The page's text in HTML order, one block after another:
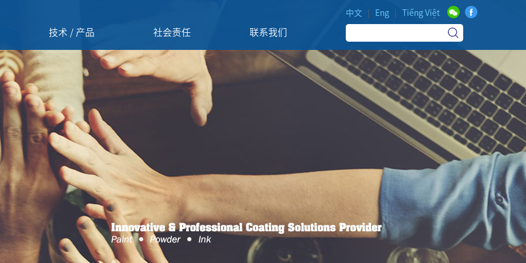
中文 Eng Tiếng Việt
技术 / 产品 社会责任 联系我们